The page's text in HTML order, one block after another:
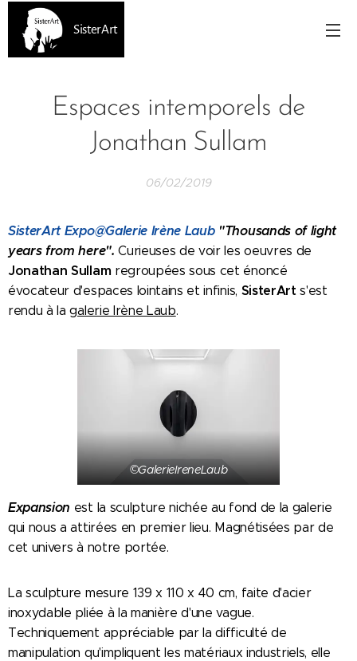
SisterArt
Espaces intemporels de
Jonathan Sullam
06/02/2019
SisterArt Expo@Galerie Irène Laub"Thousands of light
years from here".Curieuses de voir les oeuvres de
Jonathan Sullam regroupées sous cet énoncé
évocateur d'espaces lointains et infinis, SisterArts'est
rendu à lagalerie Irène Laub.
©GalerieIreneLaub
Expansion est la sculpture nichée au fond de la galerie
qui nous a attirées en premier lieu. Magnétisées par de
cet univers à notre portée.
La sculpture mesure 139 x 110 x 40 cm, faite d'acier
inoxydable pliée à la manière d'une vague.
Techniquement appréciable par la difficulté de
manipulation qu'impliquent les matériaux industriels, elle